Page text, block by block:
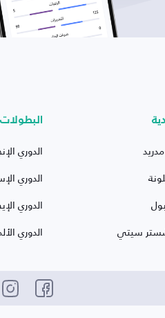
سيتي
البطولات
الدوري
الدوري
الدوري
الدوري